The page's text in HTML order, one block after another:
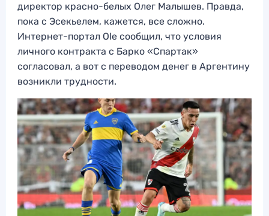
директор красно-белых Олег Малышев. Правда,
пока с Эсекьелем, кажется, все сложно.
Интернет-портал Ole сообщил, что условия
личного контракта с Барко «Спартак»
согласовал, а вот с переводом денег в Аргентину
возникли трудности.